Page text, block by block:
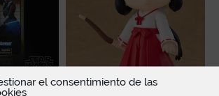
el consentimiento de las